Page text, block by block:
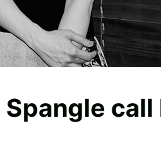
Spangle